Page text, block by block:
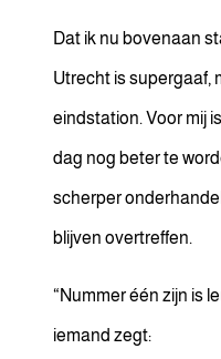
Dat ik nu bovenaan
Utrecht is supergaaf,
eindstation. Voor mij
dag nog beter te
scherper
blijven overtreffen.
“Nummer één zijn is
iemand zegt: